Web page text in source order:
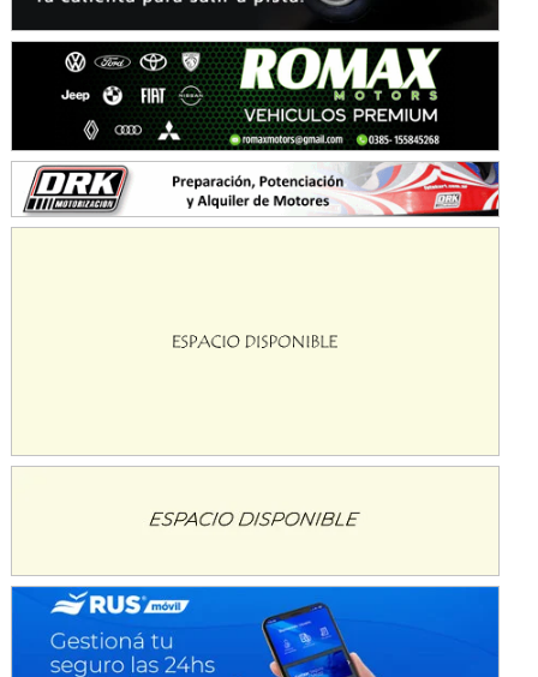
KDO - F6
Ciudad de Trenque Lauquen (Asfalto)
Trenque Lauquen (Buenos Aires)
ENTRERRIANO - F6 (POSTERGADA)
Parque de la Velocidad (Asfalto)
Villaguay (Entre Ríos)
VICTORIENSE - F7
Moto Club Reginense (Tierra)
Ciudad de Avellaneda (Asfalto)
SUR SANTAFESINO - F4
José Samuel Sánchez (Tierra)
Rufino (Santa Fe)